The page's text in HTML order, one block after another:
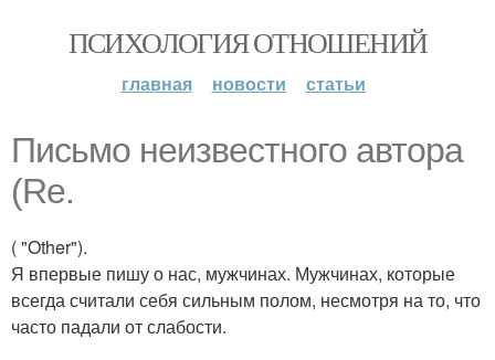
ПСИХОЛОГИЯ ОТНОШЕНИЙ
главная новости статьи
Письмо неизвестного автора
(Re.
( "Other").
Я впервые пишу о нас, мужчинах. Мужчинах, которые
всегда считали себя сильным полом, несмотря на то, что
часто падали от слабости.